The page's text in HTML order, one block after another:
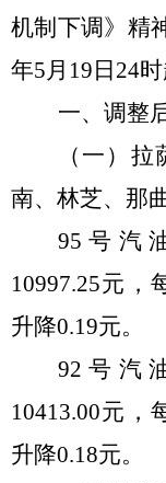
机制 下调》精
年5月 19 日 24
一、调整
（一）拉
南、林芝、那
95号汽
10997.25元，
升降0.19元。
92号汽
10413.00元 ，
升降0.18元。